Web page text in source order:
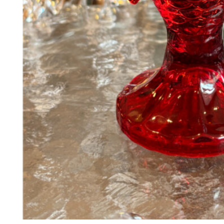
248DKKTilføj til kurv
Se kurvKasse